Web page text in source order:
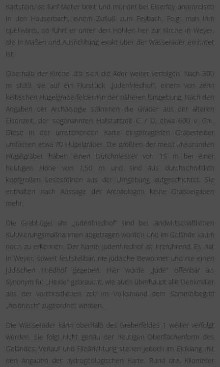
Kartstein, ist fünf Meter breit und mündet bei Eiserfey unterirdisch
in den Hauserbach, einem Zufluß zum Feybach. Folgt man ihm
quellwärts, so führt er unter den Höhlen her zur Kirche in Weyer,
die in Maßen und Ausrichtung exakt über der Wasserader errichtet
ist.
Oberhalb der Kirche läßt sich die Ader weiter verfolgen. Nach 300
m stößt sie auf ein Flurstück „Judenfriedhof“, einem von zehn
keltischen Hügelgräberfeldern in der näheren Umgebung. Nach den
Angaben der Archäologie stammen die Gräber aus der älteren
Eisenzeit, der sogenannten Hallstattzeit C / D, etwa 600 v. Chr.
Diese in der umstehenden Karte eingetragenen Gräberfelder
umfassen etwa 70 Hügelgräber. Die größten der meist kreisrunden
Hügelgräber haben einen Durchmesser von 15 m bei einer
heutigen Höhe von 1,50 m und sind aus durchschnittlich
kopfgroßen Lesesteinen aus der Umgebung aufgeschichtet. Sie
enthalten nach Aussage der Archäologen keine Grabbeigaben
mehr.
Die Grabhügel am „Judenfriedhof“ sind bei landwirtschaftlichen
Kultivierungsmaßnahmen abgetragen worden und im Gelände kaum
noch zu erkennen. Der Name Judenfriedhof ist irreführend. Es hat
in Weyer, soweit feststellbar, nie jüdische Bewohner und nie einen
jüdischen Friedhof gegeben. Hier wurde „Jude“ offenbar als
Synonym für „Heide“ gebraucht, wie auch überhaupt alle Denkmäler
aus der vorchristlichen zeit im Volksmund dem Sammelbegriff
„heidnisch“ zugeordnet werden.
Die Wasserader kann oberhalb des Gräberfeldes 1 weiter verfolgt
werden. Sie folgt nicht genau der heutigen Oberflächenform des
Geländes. Verlauf und Fließrichtung stehen jedoch im Einklang mit
den Angaben der hydrogeologischen Karte. Rund drei Kilometer